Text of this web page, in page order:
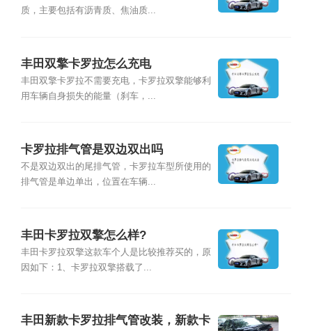
质，主要包括有沥青质、焦油质...
丰田双擎卡罗拉怎么充电
丰田双擎卡罗拉不需要充电，卡罗拉双擎能够利
用车辆自身损失的能量（刹车，...
卡罗拉排气管是双边双出吗
不是双边双出的尾排气管，卡罗拉车型所使用的
排气管是单边单出，位置在车辆...
丰田卡罗拉双擎怎么样?
丰田卡罗拉双擎这款车个人是比较推荐买的，原
因如下：1、卡罗拉双擎搭载了...
丰田新款卡罗拉排气管改装，新款卡